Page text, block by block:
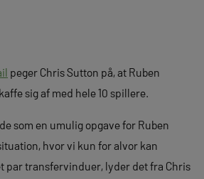
peger Chris Sutton på, at Ruben
sig af med hele 10 spillere.
som en umulig opgave for Ruben
hvor vi kun for alvor kan
par transfervinduer, lyder det fra Chris